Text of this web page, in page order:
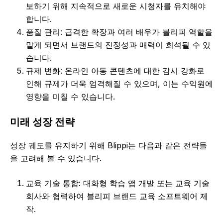
보하기 위해 지속적으로 새로운 시청자를 유치해야
합니다.
품질 관리: 급격한 확장과 여러 배우가 블리피 역할을
맡게 되면서 브랜드의 진정성과 매력이 희석될 수 있
습니다.
규제 변화: 온라인 아동 콘텐츠에 대한 감시 강화로
인해 규제가 더욱 엄격해질 수 있으며, 이는 수익원에
영향을 미칠 수 있습니다.
미래 성장 전략
성장 궤도를 유지하기 위해 Blippi는 다음과 같은 전략들
을 고려해 볼 수 있습니다.
교육 기술 통합: 대화형 학습 앱 개발 또는 교육 기술
회사와 협력하여 블리피 브랜드 교육 소프트웨어 제
작.